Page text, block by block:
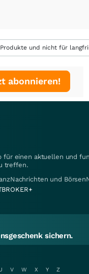
und nicht für
abonnieren!
für einen aktuellen und
treffen.
und
sichern.
V W X Y
Z